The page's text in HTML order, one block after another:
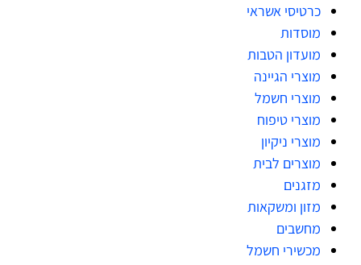
כרטיסי אשראי
מוסדות
מועדון הטבות
מוצרי הגיינה
מוצרי חשמל
מוצרי טיפוח
מוצרי ניקיון
מוצרים לבית
מזגנים
מזון ומשקאות
מחשבים
מכשירי חשמל